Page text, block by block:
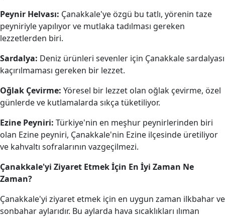
Peynir Helvası: Çanakkale'ye özgü bu tatlı, yörenin taze
peyniriyle yapılıyor ve mutlaka tadılması gereken
lezzetlerden biri.
Sardalya: Deniz ürünleri sevenler için Çanakkale sardalyası
kaçırılmaması gereken bir lezzet.
Oğlak Çevirme: Yöresel bir lezzet olan oğlak çevirme, özel
günlerde ve kutlamalarda sıkça tüketiliyor.
Ezine Peyniri: Türkiye'nin en meşhur peynirlerinden biri
olan Ezine peyniri, Çanakkale'nin Ezine ilçesinde üretiliyor
ve kahvaltı sofralarının vazgeçilmezi.
Çanakkale'yi Ziyaret Etmek İçin En İyi Zaman Ne
Zaman?
Çanakkale'yi ziyaret etmek için en uygun zaman ilkbahar ve
sonbahar aylarıdır. Bu aylarda hava sıcaklıkları ılıman